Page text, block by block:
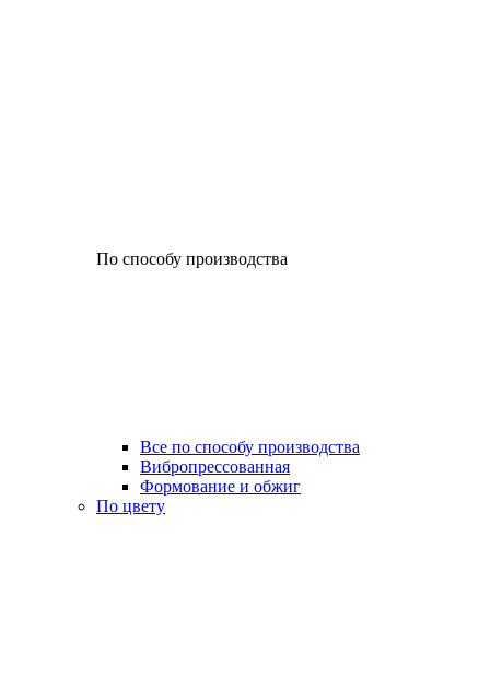
По способу производства
Все по способу производства
Вибропрессованная
Формование и обжиг
По цвету